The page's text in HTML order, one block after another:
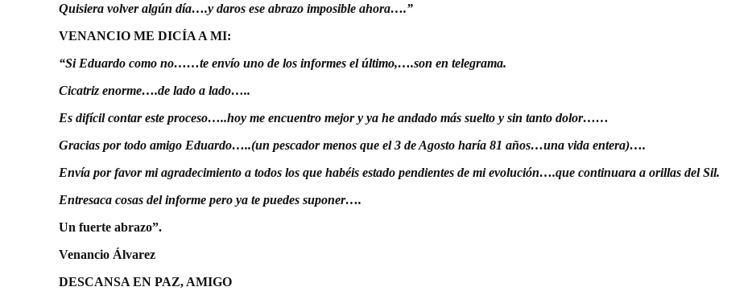
Quisiera volver algún día….y daros ese abrazo imposible ahora….”
VENANCIO ME DICÍA A MI:
“Si Eduardo como no……te envío uno de los informes el último,….son en telegrama.
Cicatriz enorme….de lado a lado…..
Es difícil contar este proceso…..hoy me encuentro mejor y ya he andado más suelto y sin tanto dolor……
Gracias por todo amigo Eduardo…..(un pescador menos que el 3 de Agosto haría 81 años…una vida entera)….
Envía por favor mi agradecimiento a todos los que habéis estado pendientes de mi evolución….que continuara a orillas del Sil.
Entresaca cosas del informe pero ya te puedes suponer….
Un fuerte abrazo”.
Venancio Álvarez
DESCANSA EN PAZ, AMIGO